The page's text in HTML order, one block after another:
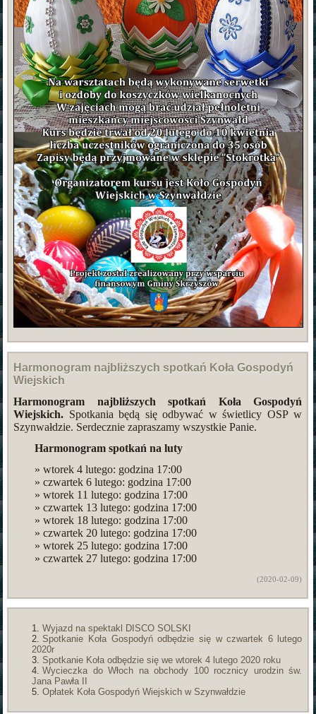
Harmonogram najbliższych spotkań Koła Gospodyń
Wiejskich
Harmonogram najbliższych spotkań Koła Gospodyń
Wiejskich. Spotkania będą się odbywać w świetlicy OSP w
Szynwałdzie. Serdecznie zapraszamy wszystkie Panie.
Harmonogram spotkań na luty
» wtorek 4 lutego: godzina 17:00
» czwartek 6 lutego: godzina 17:00
» wtorek 11 lutego: godzina 17:00
» czwartek 13 lutego: godzina 17:00
» wtorek 18 lutego: godzina 17:00
» czwartek 20 lutego: godzina 17:00
» wtorek 25 lutego: godzina 17:00
» czwartek 27 lutego: godzina 17:00
(2020-02-09)
Wyjazd na spektakl DISCO SOLSKI
Spotkanie Koła Gospodyń odbędzie się w czwartek 6 lutego
2020r
Spotkanie Koła odbędzie się we wtorek 4 lutego 2020 roku
Wycieczka do Włoch na obchody 100 rocznicy urodzin św.
Jana Pawła II
Opłatek Koła Gospodyń Wiejskich w Szynwałdzie